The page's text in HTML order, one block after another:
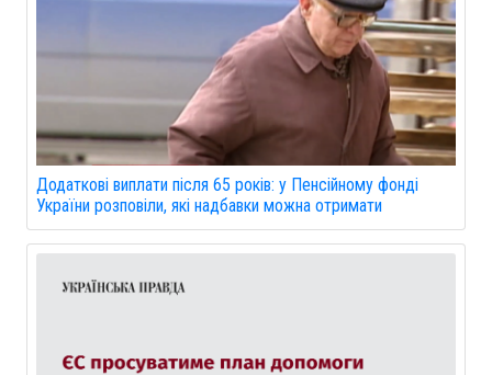
Додаткові виплати після 65 років: у Пенсійному фонді
України розповіли, які надбавки можна отримати